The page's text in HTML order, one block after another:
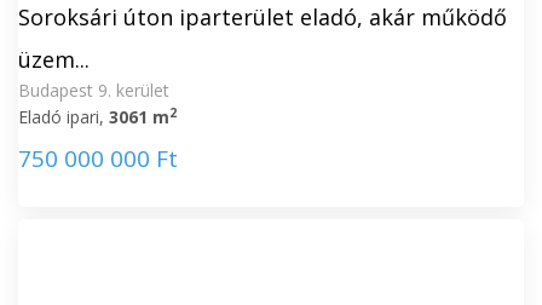
Soroksári úton iparterület eladó, akár működő
üzem...
Budapest 9. kerület
Eladó ipari, 3061 m2
750 000 000 Ft